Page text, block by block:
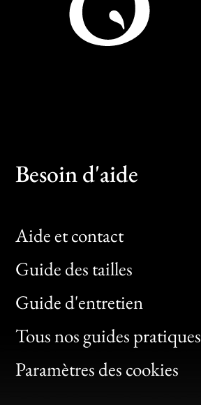
Besoin d'aide
Aide et contact
Guide des tailles
Guide d'entretien
Tous nos guides pratiques
Paramètres des cookies